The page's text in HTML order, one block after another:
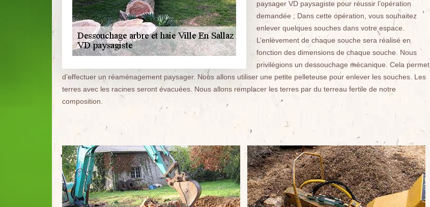
paysager VD paysagiste pour réussir l’opération
demandée ; Dans cette opération, vous souhaitez
enlever quelques souches dans votre espace.
L’enlèvement de chaque souche sera réalisé en
fonction des dimensions de chaque souche. Nous
privilégions un dessouchage mécanique. Cela permet
d’effectuer un réaménagement paysager. Nous allons utiliser une petite pelleteuse pour enlever les souches. Les
terres avec les racines seront évacuées. Nous allons remplacer les terres par du terreau fertile de notre
composition.